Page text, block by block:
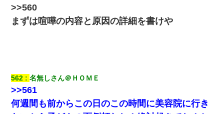
彼女(美人女医)にネックレスをプレゼント。「こんな安物を渡すく
らいなら、渡さないほうがマシだからね」→ ６０万したと話した
【悲報】お風呂で父親と姉が完全に行為してるんだが...
>>560
まずは喧嘩の内容と原因の詳細を書けや
562 名無しさん＠ＨＯＭＥ
>>561
何週間も前からこの日のこの時間に美容院に行き